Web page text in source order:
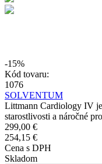
-15%
Kód tovaru:
1076
SOLVENTUM
Littmann Cardiology IV
starostlivosti a náročné
299,00 €
254,15 €
Cena s DPH
Skladom